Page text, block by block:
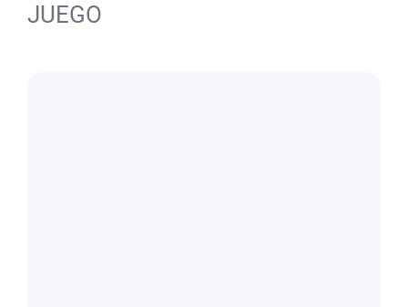
JUEGO